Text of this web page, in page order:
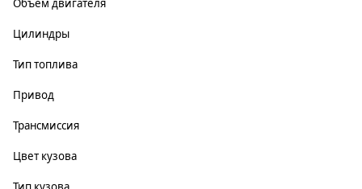
Объём двигателя
Цилиндры
Тип топлива
Привод
Трансмиссия
Цвет кузова